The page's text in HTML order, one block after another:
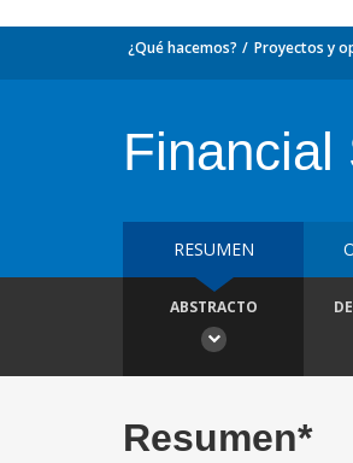
¿Qué hacemos? Proyectos y
Financial
RESUMEN
ABSTRACTO
Resumen*